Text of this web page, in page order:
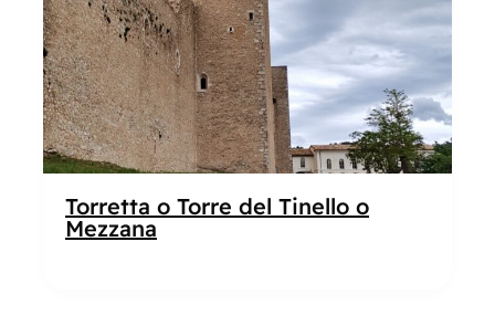
Torretta o Torre del Tinello o
Mezzana